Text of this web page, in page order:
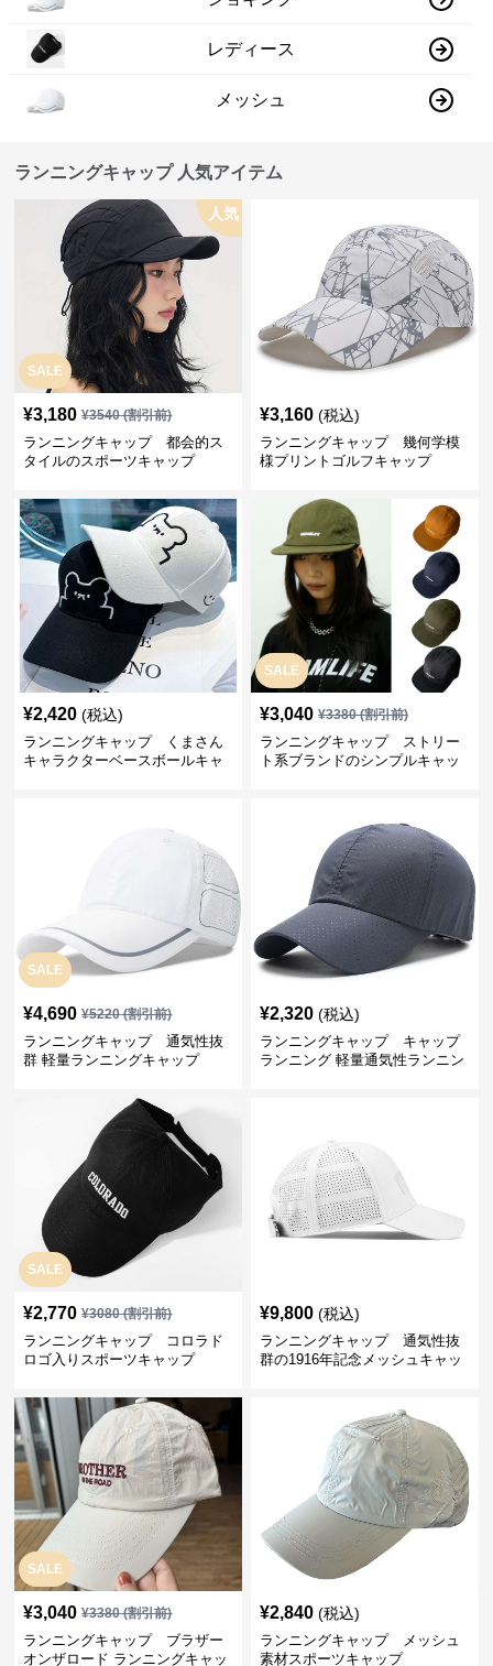
レディース
メッシュ
ランニングキャップ 人気アイテム
SALE
人気
¥3,180 ¥3540(割引前)
ランニングキャップ 都会的ス
タイルのスポーツキャップ
¥3,160 (税込)
ランニングキャップ 幾何学模
様プリントゴルフキャップ
¥2,420 (税込)
ランニングキャップ くまさん
キャラクターベースボールキャ
SALE
¥3,040 ¥3380(割引前)
ランニングキャップ ストリー
ト系ブランドのシンプルキャッ
SALE
¥4,690 ¥5220(割引前)
ランニングキャップ 通気性抜
群 軽量ランニングキャップ
¥2,320 (税込)
ランニングキャップ キャップ
ランニング 軽量通気性ランニン
SALE
¥2,770 ¥3080(割引前)
ランニングキャップ コロラド
ロゴ入りスポーツキャップ
¥9,800 (税込)
ランニングキャップ 通気性抜
群の1916年記念メッシュキャッ
SALE
¥3,040 ¥3380(割引前)
ランニングキャップ ブラザー
オンザロード ランニングキャッ
¥2,840 (税込)
ランニングキャップ メッシュ
素材スポーツキャップ